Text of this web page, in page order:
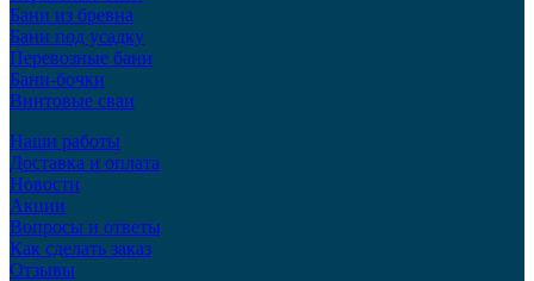
Бани из бревна
Бани под усадку
Перевозные бани
Бани-бочки
Винтовые сваи
Наши работы
Доставка и оплата
Новости
Акции
Вопросы и ответы
Как сделать заказ
Отзывы